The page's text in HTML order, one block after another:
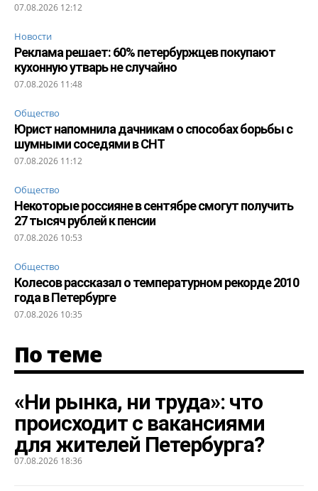
07.08.2026 12:12
Новости
Реклама решает: 60% петербуржцев покупают
кухонную утварь не случайно
07.08.2026 11:48
Общество
Юрист напомнила дачникам о способах борьбы с
шумными соседями в СНТ
07.08.2026 11:12
Общество
Некоторые россияне в сентябре смогут получить
27 тысяч рублей к пенсии
07.08.2026 10:53
Общество
Колесов рассказал о температурном рекорде 2010
года в Петербурге
07.08.2026 10:35
По теме
«Ни рынка, ни труда»: что
происходит с вакансиями
для жителей Петербурга?
07.08.2026 18:36